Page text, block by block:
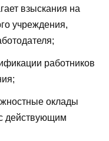
взыскания на
учреждения,
работников
оклады
действующим